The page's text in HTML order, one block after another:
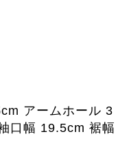
アームホール 3
口幅 19.5cm 裾幅